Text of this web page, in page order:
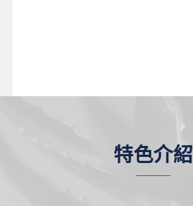
特色介紹